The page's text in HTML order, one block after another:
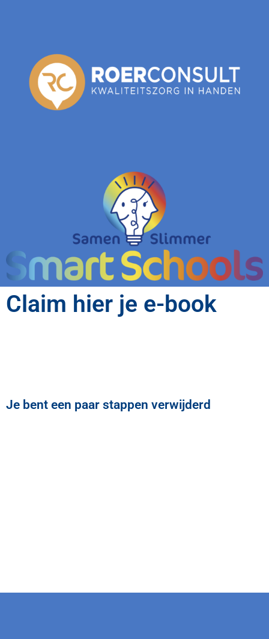
Claim hier je e-book
Je bent een paar stappen verwijderd